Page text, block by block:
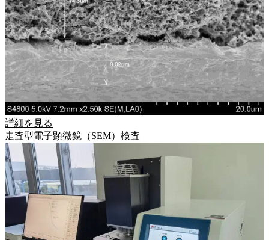
詳細を見る
走査型電子顕微鏡（SEM）検査